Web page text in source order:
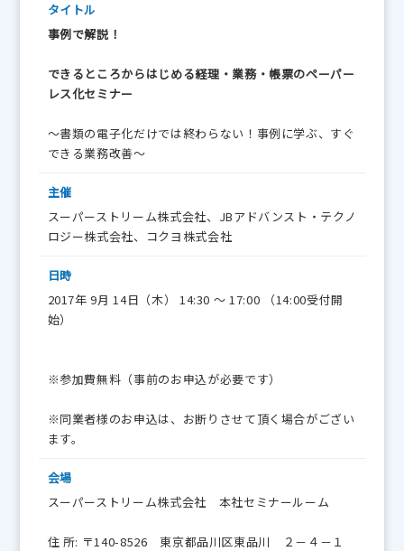
タイトル
事例で解説！
できるところからはじめる経理・業務・帳票のペーパー
レス化セミナー
～書類の電子化だけでは終わらない！事例に学ぶ、すぐ
できる業務改善～
主催
スーパーストリーム株式会社、JBアドバンスト・テクノ
ロジー株式会社、コクヨ株式会社
日時
2017年 9月 14日（木） 14:30 ～ 17:00 （14:00受付開
始）
※参加費無料（事前のお申込が必要です）
※同業者様のお申込は、お断りさせて頂く場合がござい
ます。
会場
スーパーストリーム株式会社 本社セミナールーム
住 所: 〒140-8526 東京都品川区東品川 ２－４－１